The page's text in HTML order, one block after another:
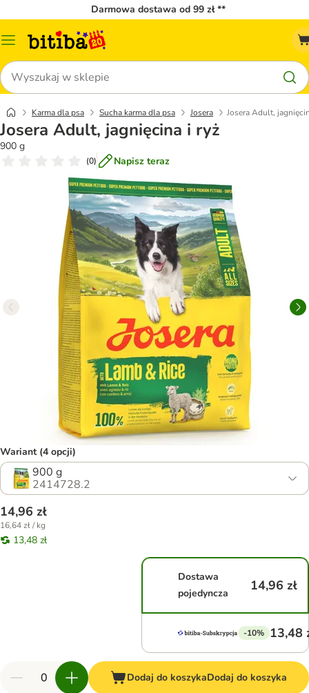
Darmowa dostawa od 99 zł **
Menu
Szukaj
Karma dla psa Sucha karma dla psa Josera Josera Adult,
Josera Adult, jagnięcina i ryż
900 g
(0) Napisz teraz
Wariant (4 opcji)
900 g
2414728.2
14,96 zł
16,64 zł / kg
13,48 zł
Dostawa
pojedyncza
14,96 zł
-10% 13,48
Dodaj do koszykaDodaj do koszyka